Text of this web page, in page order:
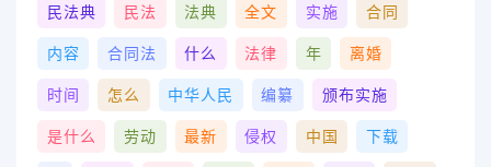
民法典 民法 法典 全文 实施 合同
内容 合同法 什么 法律 年 离婚
时间 怎么 中华人民 编纂 颁布实施
是什么 劳动 最新 侵权 中国 下载